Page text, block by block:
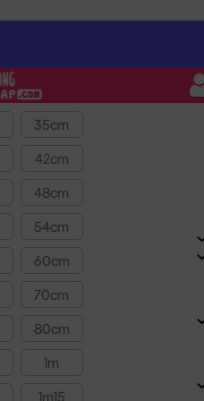
35cm
42cm
48cm
54cm
60cm
70cm
80cm
1m
1m15